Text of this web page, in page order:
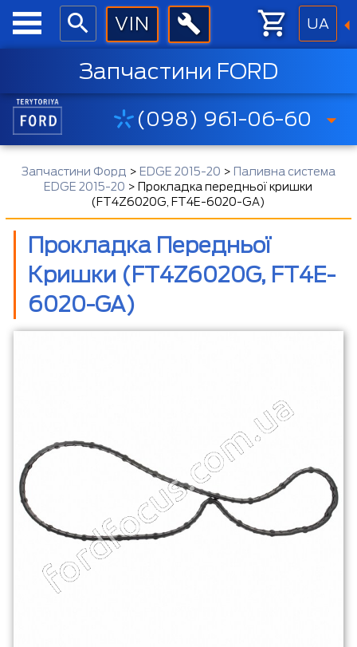
UA
Запчастини FORD
(098) 961-06-60
Запчастини Форд > EDGE 2015-20 > Паливна система
EDGE 2015-20 > Прокладка передньої кришки
(FT4Z6020G, FT4E-6020-GA)
Прокладка Передньої
Кришки (FT4Z6020G, FT4E-
6020-GA)